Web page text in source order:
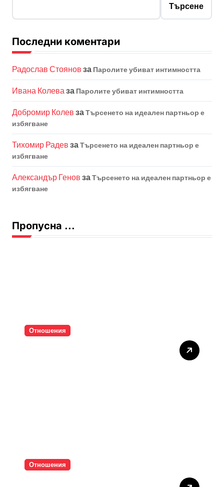
Търсене
Последни коментари
Радослав Стоянов за Паролите убиват интимността
Ивана Колеваза Паролите убиват интимността
Добромир Колев заТърсенето на идеален партньор е
избягване
Тихомир Радев заТърсенето на идеален партньор е
избягване
Александър Генов заТърсенето на идеален партньор е
избягване
Пропусна ...
Отношения
Отношения